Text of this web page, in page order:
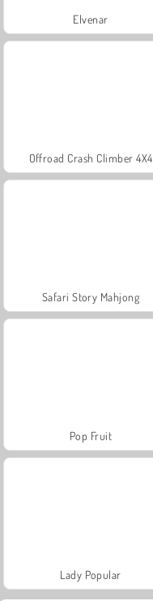
Elvenar
Offroad Crash Climber 4X4
Safari Story Mahjong
Pop Fruit
Lady Popular